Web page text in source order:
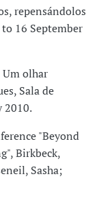
repensándolos
16 September
olhar
Sala de
2010.
"Beyond
Birkbeck,
Sasha;